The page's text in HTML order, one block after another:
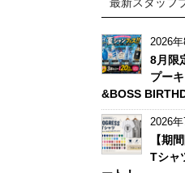
2026年
8月限
プー
&BOSS
2026年
【期
Tシャ